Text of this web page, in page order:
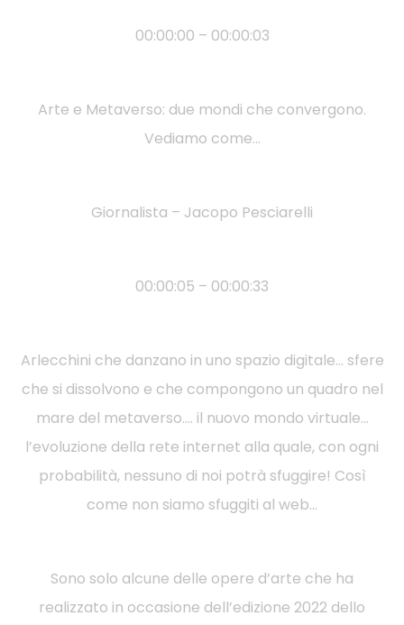
00:00:00 – 00:00:03
Arte e Metaverso: due mondi che convergono.
Vediamo come…
Giornalista – Jacopo Pesciarelli
00:00:05 – 00:00:33
Arlecchini che danzano in uno spazio digitale… sfere
che si dissolvono e che compongono un quadro nel
mare del metaverso…. il nuovo mondo virtuale…
l’evoluzione della rete internet alla quale, con ogni
probabilità, nessuno di noi potrà sfuggire! Così
come non siamo sfuggiti al web…
Sono solo alcune delle opere d’arte che ha
realizzato in occasione dell’edizione 2022 dello